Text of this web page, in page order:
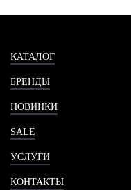
КАТАЛОГ
БРЕНДЫ
НОВИНКИ
SALE
УСЛУГИ
КОНТАКТЫ